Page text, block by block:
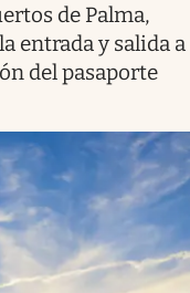
de Palma,
entrada y salida a
del pasaporte